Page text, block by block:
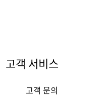
고객 서비스
고객 문의